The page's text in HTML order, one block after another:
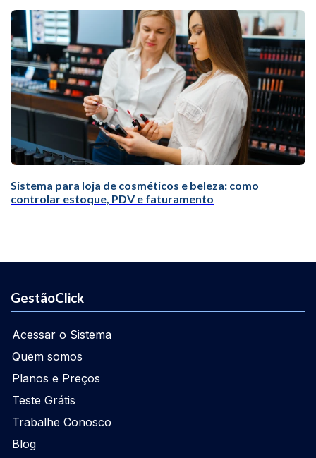
Sistema para loja de cosméticos e beleza: como
controlar estoque, PDV e faturamento
GestãoClick
Acessar o Sistema
Quem somos
Planos e Preços
Teste Grátis
Trabalhe Conosco
Blog